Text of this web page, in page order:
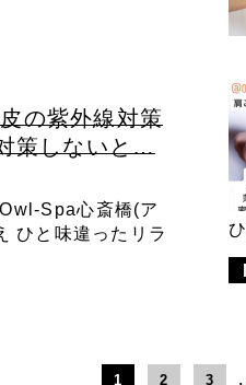
の紫外線対策
策しないと…
Spa心斎橋(ア
ひと味違ったリラ
1 2 3